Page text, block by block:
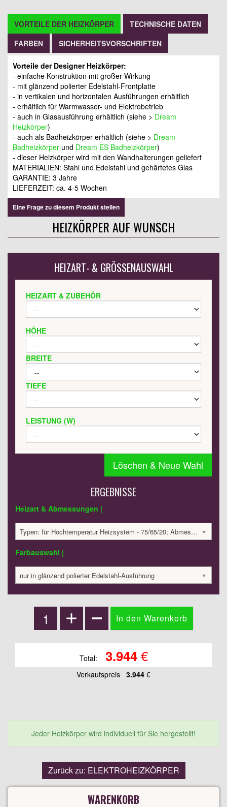
VORTEILE DER HEIZKÖRPER
TECHNISCHE DATEN
FARBEN
SICHERHEITSVORSCHRIFTEN
Vorteile der Designer Heizkörper:
- einfache Konstruktion mit großer Wirkung
- mit glänzend polierter Edelstahl-Frontplatte
- in vertikalen und horizontalen Ausführungen erhältlich
- erhältlich für Warmwasser- und Elektrobetrieb
- auch in Glasausführung erhältlich (siehe > Dream
Heizkörper)
- auch als Badheizkörper erhältlich (siehe > Dream
Badheizkörper und Dream ES Badheizkörper)
- dieser Heizkörper wird mit den Wandhalterungen geliefert
MATERIALIEN: Stahl und Edelstahl und gehärtetes Glas
GARANTIE: 3 Jahre
LIEFERZEIT: ca. 4-5 Wochen
Eine Frage zu diesem Produkt stellen
HEIZKÖRPER AUF WUNSCH
HEIZART- & GRÖSSENAUSWAHL
HEIZART & ZUBEHÖR
HÖHE
BREITE
TIEFE
LEISTUNG (W)
Löschen & Neue Wahl
ERGEBNISSE
Heizart & Abmessungen |
Typen: für Hochtemperatur Heizsystem - 75/65/20; Abmessungen: 1800x400x75 mm; 850 Watt:; 3943.86 €
Farbauswahl |
nur in glänzend polierter Edelstahl-Ausführung
Total: 3.944€
Verkaufspreis 3.944 €
Jeder Heizkörper wird individuell für Sie hergestellt!
Zurück zu: ELEKTROHEIZKÖRPER
WARENKORB